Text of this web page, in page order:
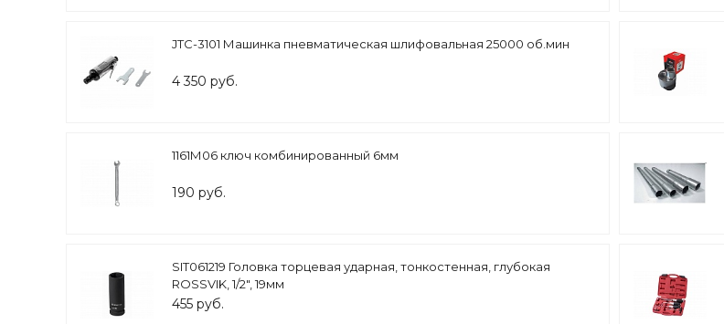
JTC-3101 Машинка пневматическая шлифовальная 25000 об.мин
4 350 руб.
1161М06 ключ комбинированный 6мм
190 руб.
SIT061219 Головка торцевая ударная, тонкостенная, глубокая
ROSSVIK, 1/2", 19мм
455 руб.